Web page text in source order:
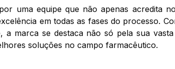
uma equipe que não apenas acredita
em todas as fases do processo.
marca se destaca não só pela sua
soluções no campo farmacêutico.